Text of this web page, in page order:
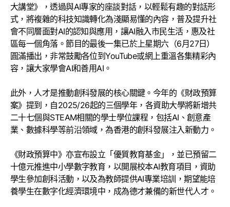
大講堂》，透過與AI專家的座談對話，以輕鬆有趣的對話形
式，將複雜的科技知識轉化為淺顯易懂的內容，普及提升社
會不同層面對AI的認知與應用，讓AI融入市民生活，惠及社
區每一個角落。節目的最後一集已於上星期六（6月27日）
圓滿播出，非常鼓勵各位到YouTube或網上重溫各集精彩內
容，讓大家學會AI和善用AI。
此外，人才是推動創科發展的核心關鍵。今年的《財政預算
案》提到，自2025/26起的三個學年，各資助大學將新增共
二十七個與STEAM相關的學士學位課程，包括AI、創意產
業、數據科學等前沿領域，為香港的創科發展注入新動力。
《財政預算中》亦宣布設立「優質教育基金」，並已預留二
十億元推進中小學數字教育，以開展校本AI教育項目，資助
學生參加創科活動，以及為教師提供AI專業培訓，期望能培
養學生在數字化經濟環境中，成為德才兼備的新世代人才。